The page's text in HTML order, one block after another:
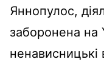
Яннопулос,
заборонена на